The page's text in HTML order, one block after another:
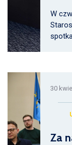
W
30
Za